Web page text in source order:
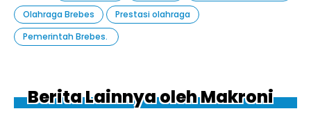
Olahraga Brebes
Prestasi olahraga
Pemerintah Brebes. ‎
Berita Lainnya oleh Makroni